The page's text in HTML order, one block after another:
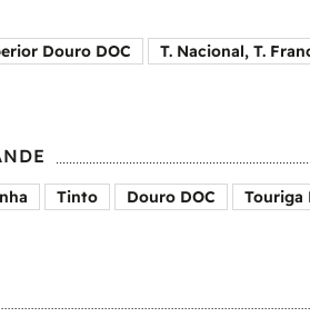
Douro DOC T. Nacional, T.
Tinto Douro DOC Touriga